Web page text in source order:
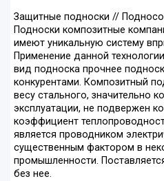
Защитные подноски //
Подноски композитные
имеют уникальную систему
Применение данной
вид подноска прочнее
конкурентами. Композитный
весу стального, значительно
эксплуатации, не подвержен
коэффициент
является проводником
существенным фактором в
промышленности.
без нее.